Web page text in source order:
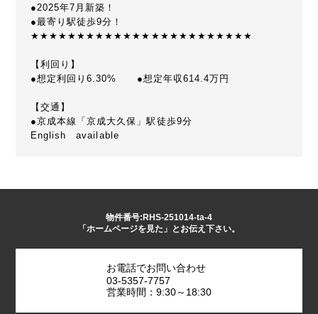
●2025年7月新築！
●最寄り駅徒歩9分！
★★★★★★★★★★★★★★★★★★★★★★★★
【利回り】
●想定利回り6.30% ●想定年収614.4万円
【交通】
●京成本線「京成大久保」駅徒歩9分
English available
物件番号:RHS-251014-ta-4
「ホームページを見た」とお伝え下さい。
お電話でお問い合わせ
03-5357-7757
営業時間：9:30～18:30